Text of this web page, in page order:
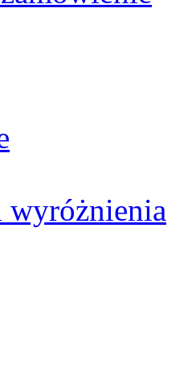
wyróżnienia